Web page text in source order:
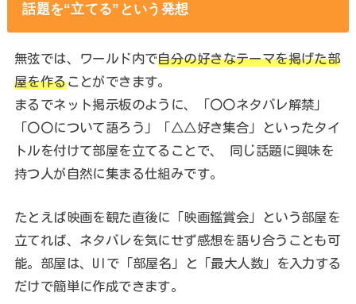
話題を“立てる”という発想
無弦では、ワールド内で自分の好きなテーマを掲げた部
屋を作ることができます。
まるでネット掲示板のように、「〇〇ネタバレ解禁」
「〇〇について語ろう」「△△好き集合」といったタイ
トルを付けて部屋を立てることで、 同じ話題に興味を
持つ人が自然に集まる仕組みです。
たとえば映画を観た直後に「映画鑑賞会」という部屋を
立てれば、ネタバレを気にせず感想を語り合うことも可
能。部屋は、UIで「部屋名」と「最大人数」を入力する
だけで簡単に作成できます。